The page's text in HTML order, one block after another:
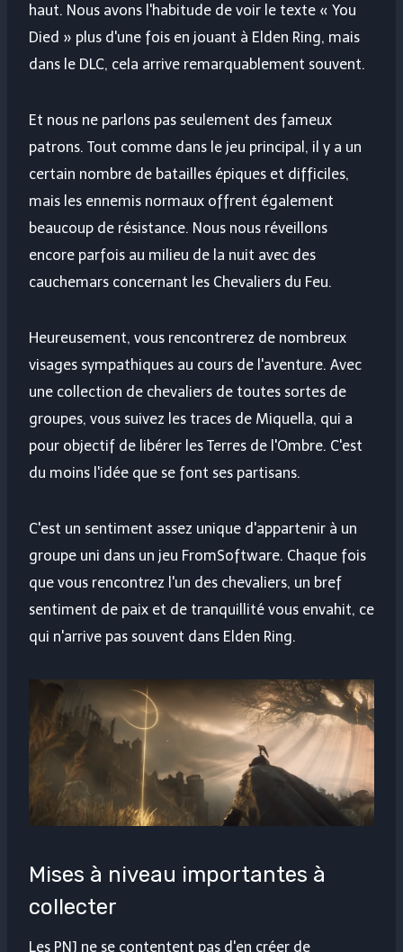
haut. Nous avons l'habitude de voir le texte « You
Died » plus d'une fois en jouant à Elden Ring, mais
dans le DLC, cela arrive remarquablement souvent.
Et nous ne parlons pas seulement des fameux
patrons. Tout comme dans le jeu principal, il y a un
certain nombre de batailles épiques et difficiles,
mais les ennemis normaux offrent également
beaucoup de résistance. Nous nous réveillons
encore parfois au milieu de la nuit avec des
cauchemars concernant les Chevaliers du Feu.
Heureusement, vous rencontrerez de nombreux
visages sympathiques au cours de l'aventure. Avec
une collection de chevaliers de toutes sortes de
groupes, vous suivez les traces de Miquella, qui a
pour objectif de libérer les Terres de l'Ombre. C'est
du moins l'idée que se font ses partisans.
C'est un sentiment assez unique d'appartenir à un
groupe uni dans un jeu FromSoftware. Chaque fois
que vous rencontrez l'un des chevaliers, un bref
sentiment de paix et de tranquillité vous envahit, ce
qui n'arrive pas souvent dans Elden Ring.
Mises à niveau importantes à
collecter
Les PNJ ne se contentent pas d'en créer de